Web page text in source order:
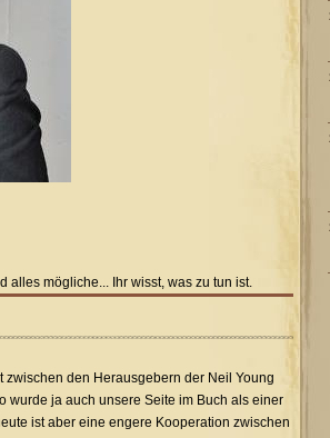
alles mögliche... Ihr wisst, was zu tun ist.
den Herausgebern der Neil Young
wurde ja auch unsere Seite im Buch als einer
ist aber eine engere Kooperation zwischen